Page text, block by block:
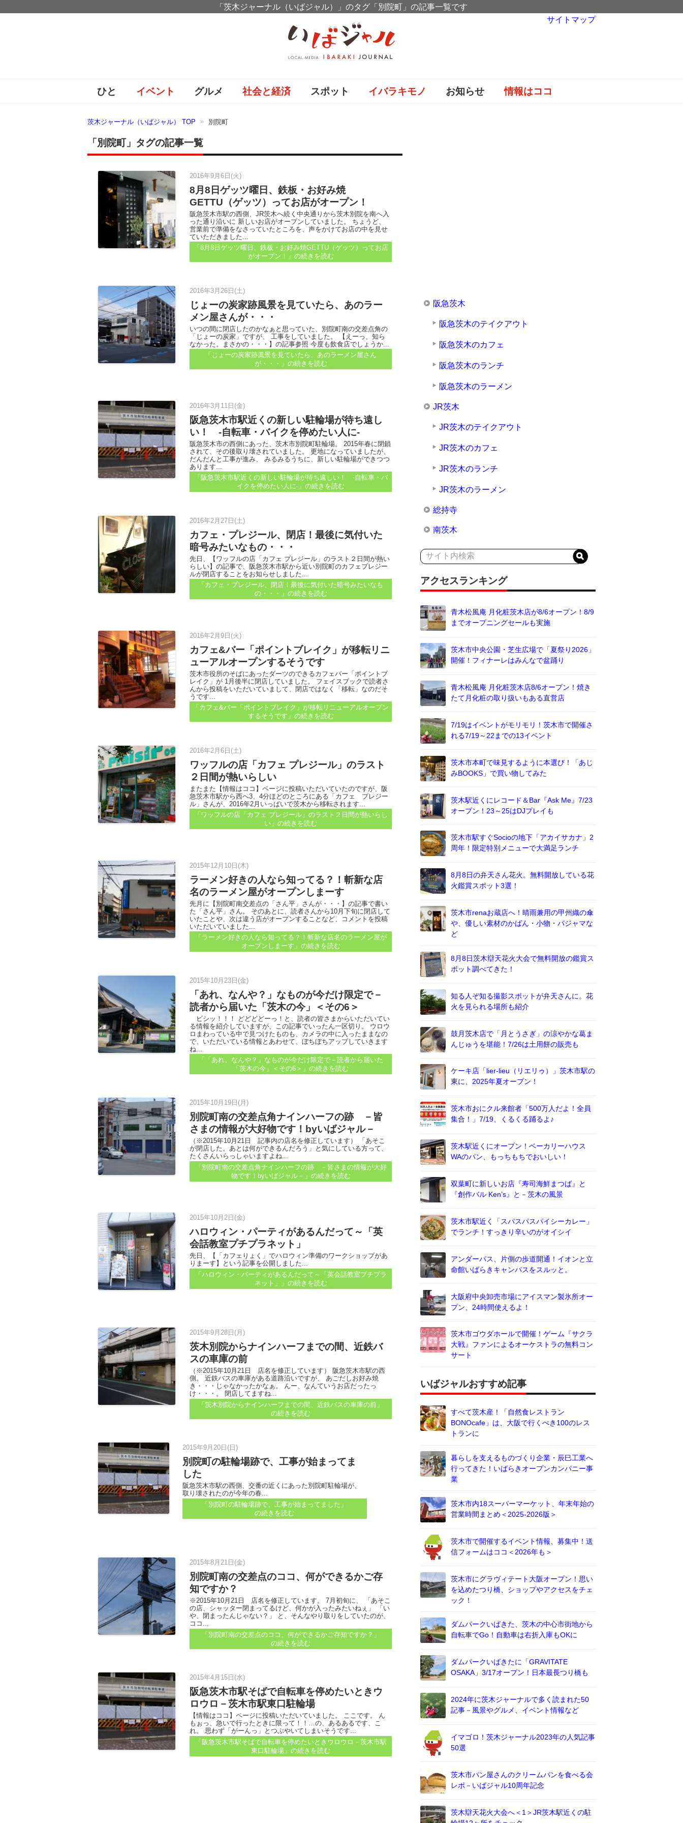
「茨木ジャーナル（いばジャル）」のタグ「別院町」の記事一覧です
ひと イベント グルメ 社会と経済 スポット イバラキモノ お知らせ 情報はココ
茨木ジャーナル（いばジャル） TOP 別院町
「別院町」タグの記事一覧
2016年9月6日(火)
8月8日ゲッツ曜日、鉄板・お好み焼
GETTU（ゲッツ）ってお店がオープン！
阪急茨木市駅の西側、JR茨木へ続く中央通りから茨木別院を南へ入
った通り沿いに 新しいお店がオープンしていました。 ちょうど、
営業前で準備をなさっていたところを、声をかけてお店の中を見せ
ていただきました...
「8月8日ゲッツ曜日、鉄板・お好み焼GETTU（ゲッツ）ってお店
がオープン！」 の続きを読む
2016年3月26日(土)
じょーの炭家跡風景を見ていたら、あのラー
メン屋さんが・・・
いつの間に閉店したのかなぁと思っていた、別院町南の交差点角の
「じょーの炭家」ですが、 工事をしていました。 【えーっ、知ら
なかった。まさかの・・・】の記事参照 今度も飲食店でしょうか...
「じょーの炭家跡風景を見ていたら、あのラーメン屋さん
が・・・」 の続きを読む
2016年3月11日(金)
阪急茨木市駅近くの新しい駐輪場が待ち遠し
い！ ‐自転車・バイクを停めたい人に‐
阪急茨木市の西側にあった、茨木市別院町駐輪場。 2015年春に閉鎖
されて、その後取り壊されていました。 更地になっていましたが、
だんだんと工事が進み、 みるみるうちに、新しい駐輪場ができつつ
あります...
「阪急茨木市駅近くの新しい駐輪場が待ち遠しい！ ‐自転車・バ
イクを停めたい人に‐」の続きを読む
2016年2月27日(土)
カフェ・プレジール、閉店！最後に気付いた
暗号みたいなもの・・・
先日、【ワッフルの店「カフェ プレジール」のラスト２日間が熱い
らしい】の記事で、阪急茨木市駅から近い別院町のカフェプレジー
ルが閉店することをお知らせしました...
「カフェ・プレジール、閉店！最後に気付いた暗号みたいなも
の・・・」 の続きを読む
2016年2月9日(火)
カフェ&バー「ポイントブレイク」が移転リニ
ューアルオープンするそうです
茨木市役所のそばにあったダーツのできるカフェバー「ポイントブ
レイク」が 1月後半に閉店していました。 フェイスブックで読者さ
んから投稿をいただいていまして、閉店ではなく「移転」なのだそ
うです...
「カフェ&バー「ポイントブレイク」が移転リニューアルオープン
するそうです」 の続きを読む
2016年2月6日(土)
ワッフルの店「カフェ プレジール」のラスト
２日間が熱いらしい
またまた【情報はココ】ページに投稿いただいていたのですが、阪
急茨木市駅から西へ3、4分ほどのところにある「カフェ プレジー
ル」さんが、2016年2月いっぱいで茨木から移転されます...
「ワッフルの店「カフェ プレジール」のラスト２日間が熱いらし
い」の続きを読む
2015年12月10日(木)
ラーメン好きの人なら知ってる？！斬新な店
名のラーメン屋がオープンしまーす
先月に【別院町南交差点の「さん平」さんが・・・】の記事で書い
た「さん平」さん。 そのあとに、読者さんから10月下旬に閉店して
いたことや、次は違う店がオープンすることなど、コメントを投稿
いただいていました...
「ラーメン好きの人なら知ってる？！斬新な店名のラーメン屋が
オープンしまーす」 の続きを読む
2015年10月23日(金)
「あれ、なんや？」なものが今だけ限定で－
読者から届いた「茨木の今」＜その6＞
ビシッ！！！ どどどどーっ！と、読者の皆さまからいただいてい
る情報を紹介していますが、この記事でいったん一区切り。 ウロウ
ロまわっている中で見つけたものも、カメラの中に入ったままなの
で、いただいている情報とあわせて、ぼちぼちアップしていきます
ね...
「「あれ、なんや？」なものが今だけ限定で－読者から届いた
「茨木の今」＜その6＞」の続きを読む
2015年10月19日(月)
別院町南の交差点角ナインハーフの跡 －皆
さまの情報が大好物です！byいばジャル－
（※2015年10月21日 記事内の店名を修正しています） 「あそこ
が閉店した。あとは何ができるんだろう」と気にしている方って、
たくさんいらっしゃいますよね...
「別院町南の交差点角ナインハーフの跡 －皆さまの情報が大好
物です！byいばジャル－」 の続きを読む
2015年10月2日(金)
ハロウィン・パーティがあるんだって～「英
会話教室プチプラネット」
先日、【「カフェりょく」でハロウィン準備のワークショップがあ
りまーす】という記事を公開しました...
「ハロウィン・パーティがあるんだって～「英会話教室プチプラ
ネット」」 の続きを読む
2015年9月28日(月)
茨木別院からナインハーフまでの間、近鉄バ
スの車庫の前
（※2015年10月21日 店名を修正しています） 阪急茨木市駅の西
側。 近鉄バスの車庫がある道路沿いですが、 あごだしお好み焼
き・・・じゃなかったかなぁ。 んー、なんていうお店だったっ
け・・・。 閉店してますね...
「茨木別院からナインハーフまでの間、近鉄バスの車庫の前」
の続きを読む
2015年9月20日(日)
別院町の駐輪場跡で、工事が始まってま
した
阪急茨木市駅の西側、交番の近くにあった別院町駐輪場が、
取り壊されたのが今年の春...
「別院町の駐輪場跡で、工事が始まってました」
の続きを読む
2015年8月21日(金)
別院町南の交差点のココ、何ができるかご存
知ですか？
※2015年10月21日 店名を修正しています。 7月初旬に、 「あそこ
の店、シャッター閉まってるけど、何かが入ったみたいねぇ」 「い
や、閉まったんじゃない？」 と、そんなやり取りをしていたのが、
ココ...
「別院町南の交差点のココ、何ができるかご存知ですか？」
の続きを読む
2015年4月15日(水)
阪急茨木市駅そばで自転車を停めたいときウ
ロウロ－茨木市駅東口駐輪場
【情報はココ】ページに投稿いただいていました。 ここです。 ん
もぉっ、急いで行ったときに限って！！…の、あるあるです、こ
れ。 思わず「がーんっ」とつぶやいてしまいそうです...
「阪急茨木市駅そばで自転車を停めたいときウロウロ－茨木市駅
東口駐輪場」の続きを読む
阪急茨木
阪急茨木のテイクアウト
阪急茨木のカフェ
阪急茨木のランチ
阪急茨木のラーメン
JR茨木
JR茨木のテイクアウト
JR茨木のカフェ
JR茨木のランチ
JR茨木のラーメン
総持寺
南茨木
アクセスランキング
青木松風庵 月化粧茨木店が8/6オープン！8/9
までオープニングセールも実施
茨木市中央公園・芝生広場で「夏祭り2026」
開催！フィナーレはみんなで盆踊り
青木松風庵 月化粧茨木店8/6オープン！焼き
たて月化粧の取り扱いもある直営店
7/19はイベントがモリモリ！茨木市で開催さ
れる7/19～22までの13イベント
茨木市本町で味見するように本選び！「あじ
みBOOKS」で買い物してみた
茨木駅近くにレコード＆Bar『Ask Me』7/23
オープン！23～25はDJプレイも
茨木市駅すぐSocioの地下「アカイサカナ」2
周年！限定特別メニューで大満足ランチ
8月8日の弁天さん花火。無料開放している花
火鑑賞スポット3選！
茨木市renaお蔵店へ！晴雨兼用の甲州織の傘
や、優しい素材のかばん・小物・パジャマな
ど
8月8日茨木辯天花火大会で無料開放の鑑賞ス
ポット調べてきた！
知る人ぞ知る撮影スポットが弁天さんに。花
火を見られる場所も紹介
鼓月茨木店で「月とうさぎ」の涼やかな葛ま
んじゅうを堪能！7/26は土用餅の販売も
ケーキ店「lier-lieu（リエリゥ）」茨木市駅の
東に、2025年夏オープン！
茨木市おにクル来館者「500万人だよ！全員
集合！」7/19、くるくる踊るよ♪
茨木駅近くにオープン！ベーカリーハウス
WAのパン、もっちもちでおいしい！
双葉町に新しいお店『寿司海鮮まつば』と
『創作バル Ken’s』と－茨木の風景
茨木市駅近く「スパスパスパイシーカレー」
でランチ！すっきり辛いのがオイシイ
アンダーパス、片側の歩道開通！イオンと立
命館いばらきキャンパスをスルッと。
大阪府中央卸売市場にアイスマン製氷所オー
プン、24時間使えるよ！
茨木市ゴウダホールで開催！ゲーム『サクラ
大戦』ファンによるオーケストラの無料コン
サート
いばジャルおすすめ記事
すべて茨木産！「自然食レストラン
BONOcafe」は、大阪で行くべき100のレス
トランに
暮らしを支えるものづくり企業・辰巳工業へ
行ってきた！いばらきオープンカンパニー事
業
茨木市内18スーパーマーケット、年末年始の
営業時間まとめ＜2025-2026版＞
茨木市で開催するイベント情報、募集中！送
信フォームはココ＜2026年も＞
茨木市にグラヴィテート大阪オープン！思い
を込めたつり橋、ショップやアクセスをチェ
ック！
ダムパークいばきた、茨木の中心市街地から
自転車でGo！自動車は右折入庫もOKに
ダムパークいばきたに「GRAVITATE
OSAKA」3/17オープン！日本最長つり橋も
2024年に茨木ジャーナルで多く読まれた50
記事－風景やグルメ、イベント情報など
イマゴロ！茨木ジャーナル2023年の人気記事
50選
茨木市パン屋さんのクリームパンを食べる会
レポ－いばジャル10周年記念
茨木辯天花火大会へ＜1＞JR茨木駅近くの駐
サイトマップ